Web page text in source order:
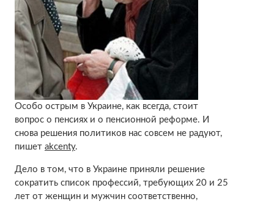
Особо острым в Украине, как всегда, стоит
вопрос о пенсиях и о пенсионной реформе. И
снова решения политиков нас совсем не радуют,
пишет akcenty.
Дело в том, что в Украине приняли решение
сократить список профессий, требующих 20 и 25
лет от женщин и мужчин соответственно,